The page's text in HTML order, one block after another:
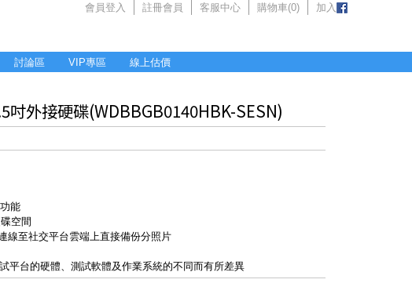
會員登入 註冊會員 客服中心 購物車(0) 加入
討論區 VIP專區 線上估價
外接硬碟(WDBBGB0140HBK-SESN)
能
空間
線至社交平台雲端上直接備份分照片
平台的硬體、測試軟體及作業系統的不同而有所差異